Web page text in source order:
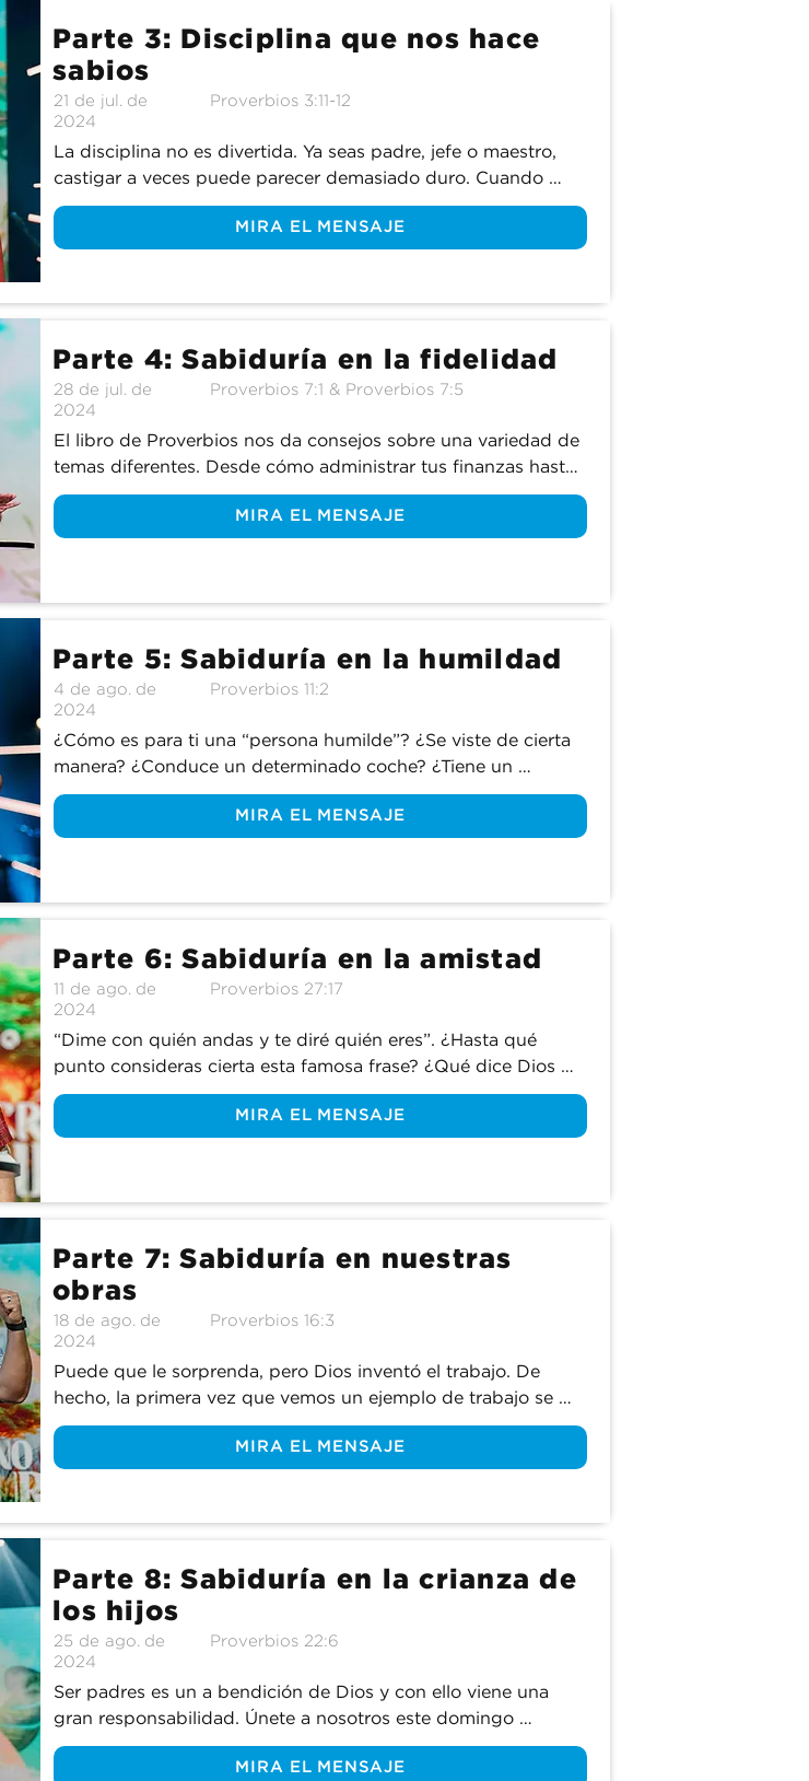
Parte 3: Disciplina que nos hace
sabios
21 de jul. de
2024
Proverbios 3:11-12
La disciplina no es divertida. Ya seas padre, jefe o maestro,
castigar a veces puede parecer demasiado duro. Cuando
recibimos la disciplina, es posible que no siempre la tomemos
bien. ¿Cuál es la respuesta correcta a la disciplina? ¿Es
descubrimos cómo la corrección puede ser en realidad una
MIRA EL MENSAJE
Parte 4: Sabiduría en la fidelidad
28 de jul. de
2024
Proverbios 7:1 & Proverbios 7:5
El libro de Proverbios nos da consejos sobre una variedad de
temas diferentes. Desde cómo administrar tus finanzas hasta
disciplinar a tus hijos, este libro está lleno de sabiduría, pero
¿sabías que también nos brinda consejos matrimoniales?
MIRA EL MENSAJE
Parte 5: Sabiduría en la humildad
4 de ago. de
2024
Proverbios 11:2
¿Cómo es para ti una “persona humilde”? ¿Se viste de cierta
manera? ¿Conduce un determinado coche? ¿Tiene un
determinado trabajo? Algunos dicen que la humildad se
ejemplifica en el estilo de vida de una persona, mientras que
MIRA EL MENSAJE
Parte 6: Sabiduría en la amistad
11 de ago. de
2024
Proverbios 27:17
“Dime con quién andas y te diré quién eres”. ¿Hasta qué
punto consideras cierta esta famosa frase? ¿Qué dice Dios
sobre el tipo de amigos que debemos tener? Únete a
nosotros mientras continuamos nuestro estudio del libro de
MIRA EL MENSAJE
Parte 7: Sabiduría en nuestras
obras
18 de ago. de
2024
Proverbios 16:3
Puede que le sorprenda, pero Dios inventó el trabajo. De
hecho, la primera vez que vemos un ejemplo de trabajo se
remonta a Génesis, cuando creó los cielos y la tierra. Unos
pocos versículos más adelante, Dios le da a Adán un trabajo
nuestros escritorios de 9 a 5? Acompáñanos a descubrirlo a
MIRA EL MENSAJE
Parte 8: Sabiduría en la crianza de
los hijos
25 de ago. de
2024
Proverbios 22:6
Ser padres es un a bendición de Dios y con ello viene una
gran responsabilidad. Únete a nosotros este domingo
mientras aprendemos de la Palabra de Dios cómo educar a
nuestros hijos conforme a Sus instrucciones.
MIRA EL MENSAJE